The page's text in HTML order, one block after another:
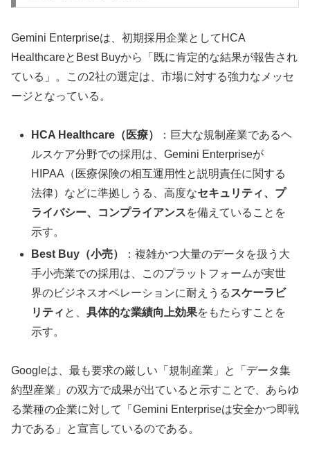
Gemini Enterpriseは、初期採用企業としてHCA
HealthcareとBest Buyから「既に肯定的な結果が報告され
ている」。この2社の選定は、市場に対する強力なメッセ
ージとなっている。
HCA Healthcare（医療）
：巨大な規制産業であるヘ
ルスケア分野での採用は、Gemini Enterpriseが
HIPAA（医療保険の相互運用性と説明責任に関する
法律）などに準拠しうる、高度なセキュリティ、プ
ライバシー、コンプライアンスを備えていることを
示す。
Best Buy（小売）
：複雑かつ大量のデータを扱う大
手小売業での採用は、このプラットフォームが実世
界のビジネスオペレーションに耐えうる スケーラビ
リティ と、具体的な業績向上効果をもたらすことを
示す。
Googleは、最も要求の厳しい「規制産業」と「データ集
約型産業」の双方で成果が出ていると示すことで、あらゆ
る業種の企業に対して「Gemini Enterpriseは安全かつ即戦
力である」と宣言しているのである。